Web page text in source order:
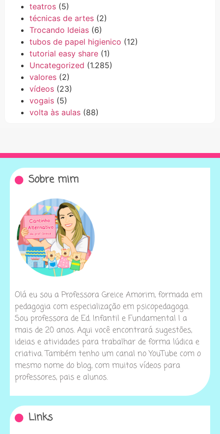
teatros (5)
técnicas de artes (2)
Trocando Ideias (6)
tubos de papel higienico (12)
tutorial easy share (1)
Uncategorized (1.285)
valores (2)
vídeos (23)
vogais (5)
volta às aulas (88)
Sobre mim
Olá eu sou a Professora Greice Amorim, formada em
pedagogia com especialização em psicopedagoga.
Sou professora de Ed. Infantil e Fundamental I a
mais de 20 anos. Aqui você encontrará sugestões,
ideias e atividades para trabalhar de forma lúdica e
criativa. Também tenho um canal no YouTube com o
mesmo nome do blog, com muitos vídeos para
professores, pais e alunos.
Links